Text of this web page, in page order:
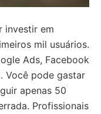
investir em
mil usuários.
Ads, Facebook
Você pode gastar
apenas 50
Profissionais